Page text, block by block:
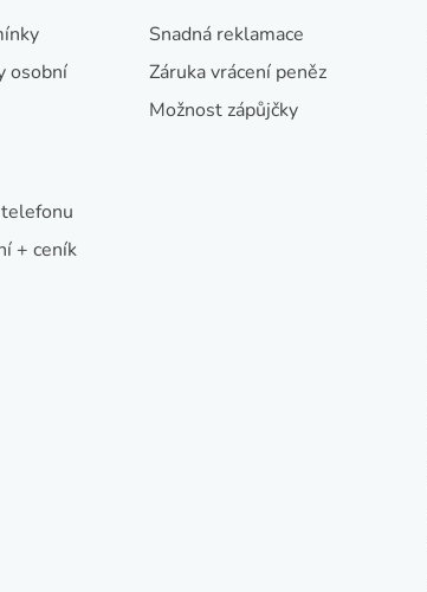
osobní
+ ceník
Snadná reklamace
Záruka vrácení peněz
Možnost zápůjčky